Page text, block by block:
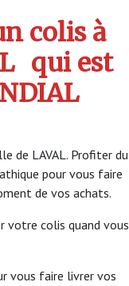
colis à
qui est
de LAVAL. Profiter du
pour vous faire
de vos achats.
votre colis quand vous
vous faire livrer vos